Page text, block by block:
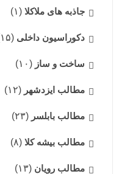
جاذبه های ملاکلا (۱)
دکوراسیون داخلی (۱۵)
ساخت و ساز (۱۰)
مطالب ایزدشهر (۱۲)
مطالب بابلسر (۲۳)
مطالب بیشه کلا (۸)
مطالب رویان (۱۳)